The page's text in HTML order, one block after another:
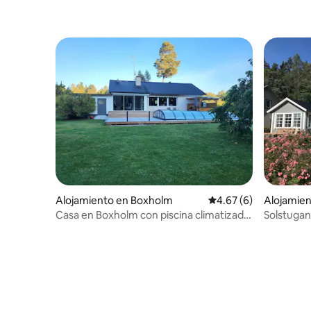
Alojamiento en Boxholm Calificación
4.67 (6)
Casa en Boxholm con piscina climatizada
ala
Solstugan